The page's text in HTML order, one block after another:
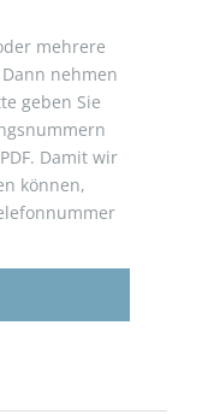
mehrere
nehmen
geben Sie
Damit wir
können,